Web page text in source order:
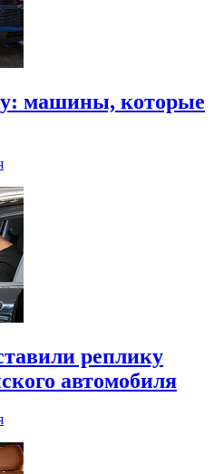
машины, которые
реплику
автомобиля